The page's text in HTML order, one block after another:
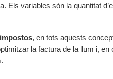
Els variables són la quantitat
impostos, en tots aquests
la factura de la llum i,